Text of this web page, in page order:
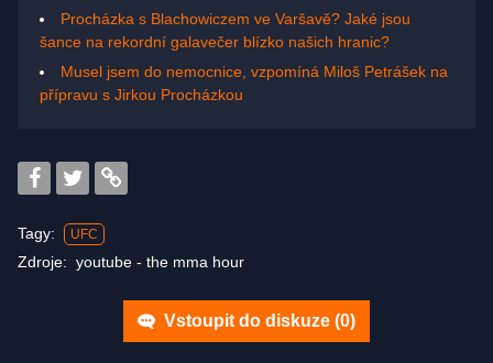
Procházka s Blachowiczem ve Varšavě? Jaké jsou
šance na rekordní galavečer blízko našich hranic?
Musel jsem do nemocnice, vzpomíná Miloš Petrášek na
přípravu s Jirkou Procházkou
Tagy: UFC
Zdroje: youtube - the mma hour
Vstoupit do diskuze (0)